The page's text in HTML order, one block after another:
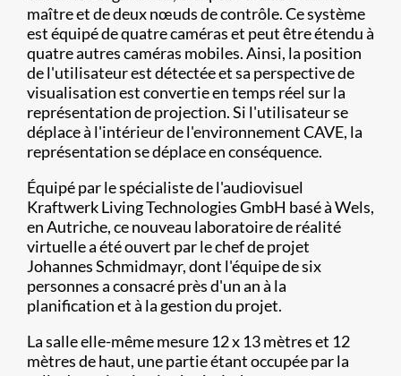
maître et de deux nœuds de contrôle. Ce système
est équipé de quatre caméras et peut être étendu à
quatre autres caméras mobiles. Ainsi, la position
de l'utilisateur est détectée et sa perspective de
visualisation est convertie en temps réel sur la
représentation de projection. Si l'utilisateur se
déplace à l'intérieur de l'environnement CAVE, la
représentation se déplace en conséquence.
Équipé par le spécialiste de l'audiovisuel
Kraftwerk Living Technologies GmbH basé à Wels,
en Autriche, ce nouveau laboratoire de réalité
virtuelle a été ouvert par le chef de projet
Johannes Schmidmayr, dont l'équipe de six
personnes a consacré près d'un an à la
planification et à la gestion du projet.
La salle elle-même mesure 12 x 13 mètres et 12
mètres de haut, une partie étant occupée par la